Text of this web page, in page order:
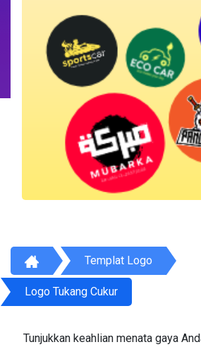
Templat Logo
Logo Tukang Cukur
Tunjukkan keahlian menata gaya